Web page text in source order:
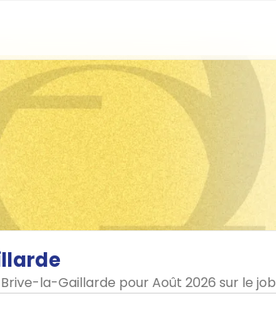
la-Gaillarde pour Août 2026 sur le